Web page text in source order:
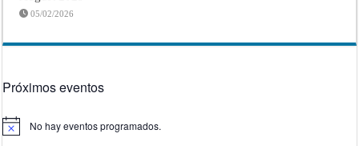
05/02/2026
Próximos eventos
Aviso No hay eventos programados.